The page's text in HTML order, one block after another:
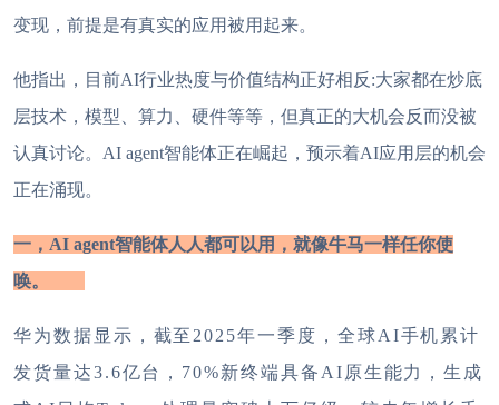
变现，前提是有真实的应用被用起来。
他指出，目前AI行业热度与价值结构正好相反:大家都在炒底
层技术，模型、算力、硬件等等，但真正的大机会反而没被
认真讨论。AI agent智能体正在崛起，预示着AI应用层的机会
正在涌现。
一， AI agent智能体人人都可以用，就像牛马一样任你使
唤。
华为数据显示，截至 2025年一季度，全球AI手机累计
发货量达3.6亿台，70%新终端具备AI原生能力，生成